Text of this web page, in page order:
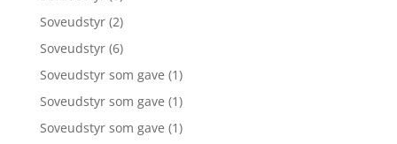
Soveudstyr (2)
Soveudstyr (6)
Soveudstyr som gave (1)
Soveudstyr som gave (1)
Soveudstyr som gave (1)